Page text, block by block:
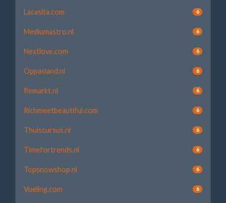
Lacasita.com 6
Mediumastro.nl 6
Nextlove.com 6
Oppasland.nl 6
Remarkt.nl 6
Richmeetbeautiful.com 6
Thuiscursus.nl 6
Timefortrends.nl 6
Topsnowshop.nl 6
Vueling.com 6